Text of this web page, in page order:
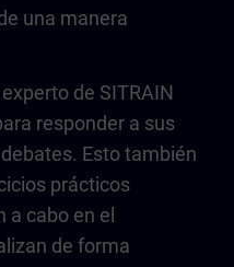
una manera
de SITRAIN
responder a sus
Esto también
prácticos
a cabo en el
de forma